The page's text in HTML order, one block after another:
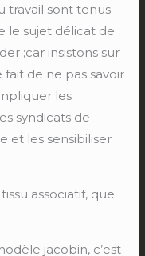
travail sont tenus
le sujet délicat de
;car insistons sur
de ne pas savoir
les
syndicats de
et les sensibiliser
associatif, que
jacobin, c’est